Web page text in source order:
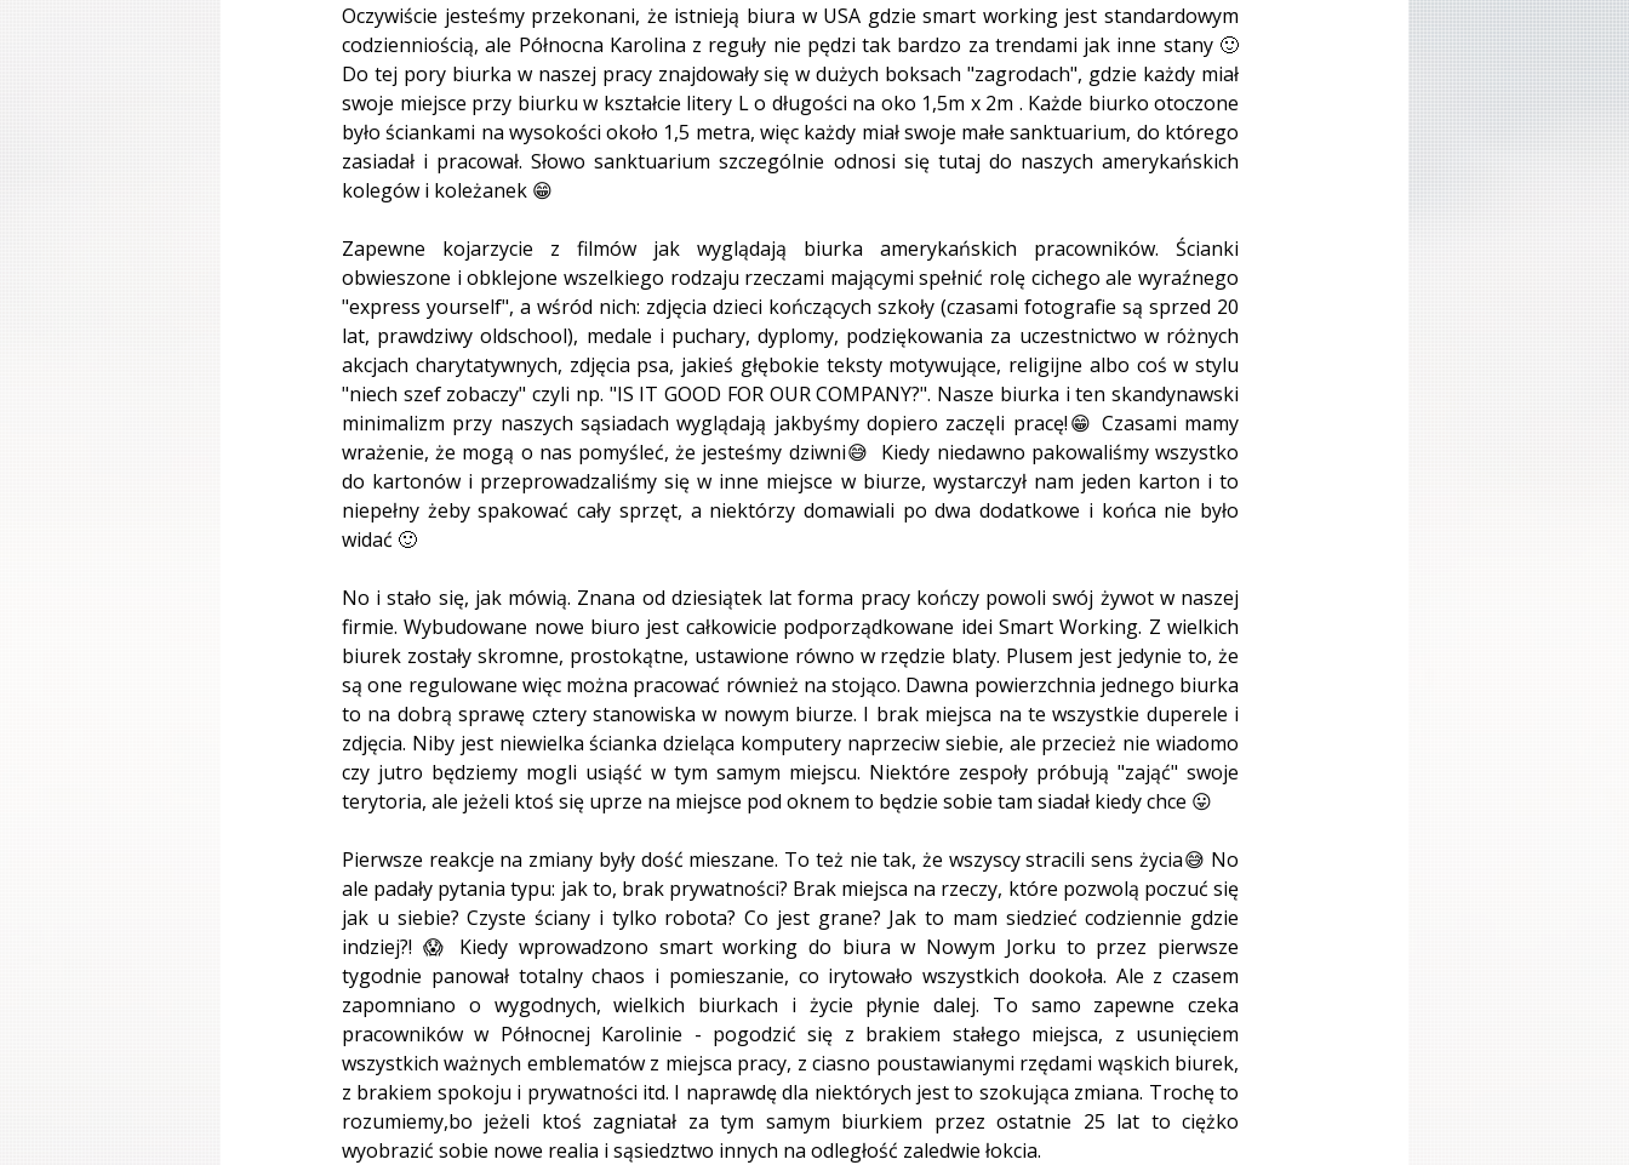
Oczywiście jesteśmy przekonani, że istnieją biura w USA gdzie smart working jest standardowym
codzienniością, ale Północna Karolina z reguły nie pędzi tak bardzo za trendami jak inne stany 🙂
Do tej pory biurka w naszej pracy znajdowały się w dużych boksach "zagrodach", gdzie każdy miał
swoje miejsce przy biurku w kształcie litery L o długości na oko 1,5m x 2m . Każde biurko otoczone
było ściankami na wysokości około 1,5 metra, więc każdy miał swoje małe sanktuarium, do którego
zasiadał i pracował. Słowo sanktuarium szczególnie odnosi się tutaj do naszych amerykańskich
kolegów i koleżanek 😁
Zapewne kojarzycie z filmów jak wyglądają biurka amerykańskich pracowników. Ścianki
obwieszone i obklejone wszelkiego rodzaju rzeczami mającymi spełnić rolę cichego ale wyraźnego
"express yourself", a wśród nich: zdjęcia dzieci kończących szkoły (czasami fotografie są sprzed 20
lat, prawdziwy oldschool), medale i puchary, dyplomy, podziękowania za uczestnictwo w różnych
akcjach charytatywnych, zdjęcia psa, jakieś głębokie teksty motywujące, religijne albo coś w stylu
"niech szef zobaczy" czyli np. "IS IT GOOD FOR OUR COMPANY?". Nasze biurka i ten skandynawski
minimalizm przy naszych sąsiadach wyglądają jakbyśmy dopiero zaczęli pracę!😁 Czasami mamy
wrażenie, że mogą o nas pomyśleć, że jesteśmy dziwni😅  Kiedy niedawno pakowaliśmy wszystko
do kartonów i przeprowadzaliśmy się w inne miejsce w biurze, wystarczył nam jeden karton i to
niepełny żeby spakować cały sprzęt, a niektórzy domawiali po dwa dodatkowe i końca nie było
widać 🙂
No i stało się, jak mówią. Znana od dziesiątek lat forma pracy kończy powoli swój żywot w naszej
firmie. Wybudowane nowe biuro jest całkowicie podporządkowane idei Smart Working. Z wielkich
biurek zostały skromne, prostokątne, ustawione równo w rzędzie blaty. Plusem jest jedynie to, że
są one regulowane więc można pracować również na stojąco. Dawna powierzchnia jednego biurka
to na dobrą sprawę cztery stanowiska w nowym biurze. I brak miejsca na te wszystkie duperele i
zdjęcia. Niby jest niewielka ścianka dzieląca komputery naprzeciw siebie, ale przecież nie wiadomo
czy jutro będziemy mogli usiąść w tym samym miejscu. Niektóre zespoły próbują "zająć" swoje
terytoria, ale jeżeli ktoś się uprze na miejsce pod oknem to będzie sobie tam siadał kiedy chce 😛
Pierwsze reakcje na zmiany były dość mieszane. To też nie tak, że wszyscy stracili sens życia😅 No
ale padały pytania typu: jak to, brak prywatności? Brak miejsca na rzeczy, które pozwolą poczuć się
jak u siebie? Czyste ściany i tylko robota? Co jest grane? Jak to mam siedzieć codziennie gdzie
indziej?! 😱 Kiedy wprowadzono smart working do biura w Nowym Jorku to przez pierwsze
tygodnie panował totalny chaos i pomieszanie, co irytowało wszystkich dookoła. Ale z czasem
zapomniano o wygodnych, wielkich biurkach i życie płynie dalej. To samo zapewne czeka
pracowników w Północnej Karolinie - pogodzić się z brakiem stałego miejsca, z usunięciem
wszystkich ważnych emblematów z miejsca pracy, z ciasno poustawianymi rzędami wąskich biurek,
z brakiem spokoju i prywatności itd. I naprawdę dla niektórych jest to szokująca zmiana. Trochę to
rozumiemy,bo jeżeli ktoś zagniatał za tym samym biurkiem przez ostatnie 25 lat to ciężko
wyobrazić sobie nowe realia i sąsiedztwo innych na odległość zaledwie łokcia.